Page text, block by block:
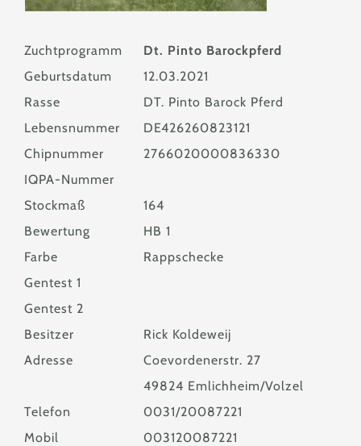
Zuchtprogramm
Dt. Pinto Barockpferd
Geburtsdatum
12.03.2021
Rasse
DT. Pinto Barock Pferd
Lebensnummer
DE426260823121
Chipnummer
2766020000836330
IQPA-Nummer
Stockmaß
164
Bewertung
HB 1
Farbe
Rappschecke
Gentest 1
Gentest 2
Besitzer
Rick Koldeweij
Adresse
Coevordenerstr. 27
49824 Emlichheim/Volzel
Telefon
0031/20087221
Mobil
003120087221